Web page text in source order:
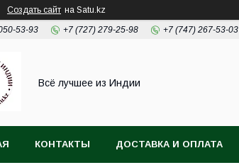
Создать сайт на Satu.kz
53-93 +7 (727) 279-25-98 +7 (747) 267-53-03
Всё лучшее из Индии
КОНТАКТЫ ДОСТАВКА И ОПЛАТА